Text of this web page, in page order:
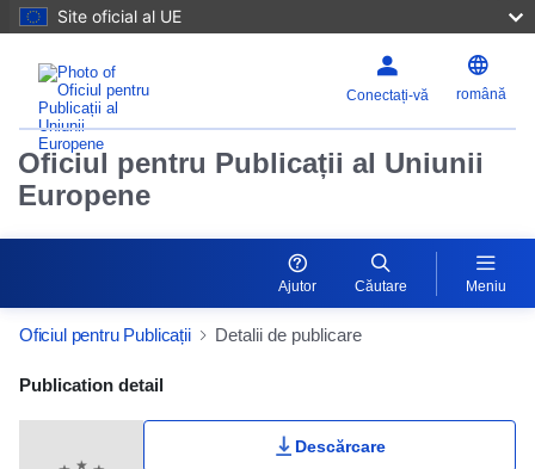
Site oficial al UE
Conectați-vă română
Oficiul pentru Publicații al Uniunii
Europene
Ajutor Căutare Meniu
Oficiul pentru Publicații Detalii de publicare
Publication Detail Actions Portlet
Publication detail
Descărcare